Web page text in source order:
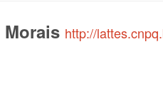
Morais http://